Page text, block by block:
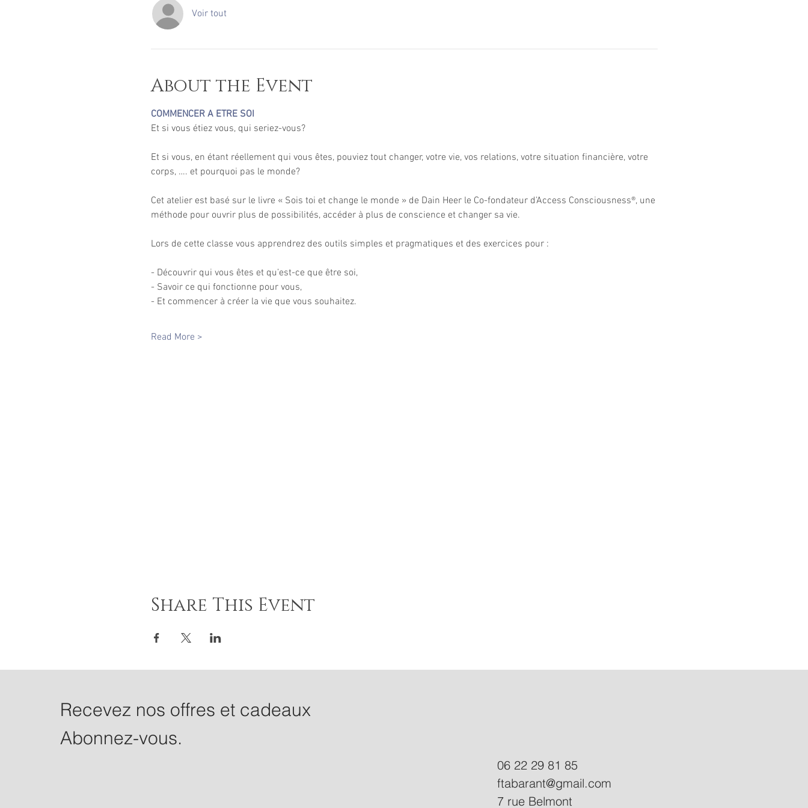
Voir tout
About the Event
COMMENCER A ETRE SOI
Et si vous, en étant réellement qui vous êtes, pouviez tout changer, votre vie, vos relations, votre situation financière, votre
corps, …. et pourquoi pas le monde?
Cet atelier est basé sur le livre « Sois toi et change le monde » de Dain Heer le Co-fondateur d’Access Consciousness®️, une
- Découvrir qui vous êtes et qu’est-ce que être soi,
- Savoir ce qui fonctionne pour vous,
Read More >
Share This Event
Recevez nos offres et cadeaux
Abonnez-vous.
06 22 29 81 85
ftabarant@gmail.com
7 rue Belmont